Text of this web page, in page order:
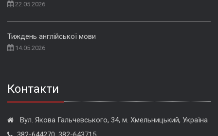
22.05.2026
Тиждень англійської мови
14.05.2026
Контакти
Вул. Якова Гальчевського, 34, м. Хмельницький, Україна